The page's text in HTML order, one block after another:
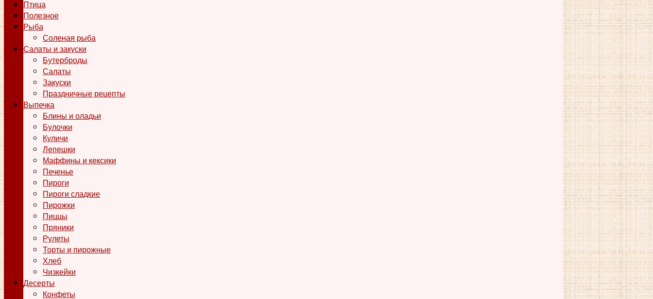
Птица
Полезное
Рыба
Соленая рыба
Салаты и закуски
Бутерброды
Салаты
Закуски
Праздничные рецепты
Выпечка
Блины и оладьи
Булочки
Куличи
Лепешки
Маффины и кексики
Печенье
Пироги
Пироги сладкие
Пирожки
Пиццы
Пряники
Рулеты
Торты и пирожные
Хлеб
Чизкейки
Десерты
Конфеты